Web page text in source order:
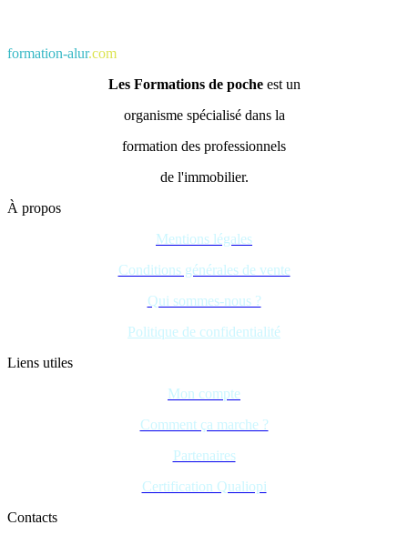
formation-alur.com
Les Formations de pocheest un
organisme spécialisé dans la
formation des professionnels
de l'immobilier.
À propos
Mentions légales
Conditions générales de vente
Qui sommes-nous ?
Politique de confidentialité
Liens utiles
Mon compte
Comment ça marche ?
Partenaires
Certification Qualiopi
Contacts